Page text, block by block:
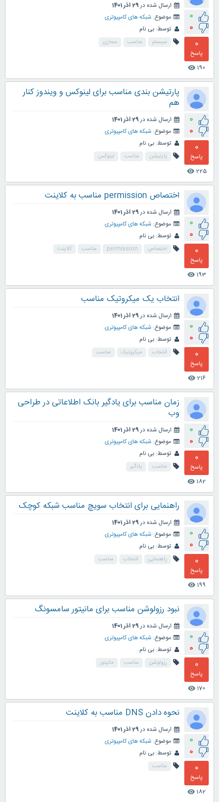
0
0
0
پاسخ
190
visibility
ارسال شده در29 آذر 1401
موضوع: شبکه های کامپیوتری
توسط: بی نام
سیستم مناسب مجازی
0
0
0
پاسخ
225
visibility
پارتیشن بندی مناسب برای لینوکس و ویندوز کنار
هم
ارسال شده در29 آذر 1401
موضوع: شبکه های کامپیوتری
توسط: بی نام
پارتیشن مناسب لینوکس
0
0
0
پاسخ
193
visibility
اختصاص permission مناسب به کلاینت
ارسال شده در29 آذر 1401
موضوع: شبکه های کامپیوتری
توسط: بی نام
اختصاص permission مناسب کلاینت
0
0
0
پاسخ
216
visibility
انتخاب یک میکروتیک مناسب
ارسال شده در29 آذر 1401
موضوع: شبکه های کامپیوتری
توسط: بی نام
انتخاب میکروتیک مناسب
0
0
0
پاسخ
182
visibility
زمان مناسب برای یادگیر بانک اطلاعاتی در طراحی
وب
ارسال شده در29 آذر 1401
موضوع: شبکه های کامپیوتری
توسط: بی نام
مناسب یادگیر
0
0
0
پاسخ
199
visibility
راهنمایی برای انتخاب سویچ مناسب شبکه کوچک
ارسال شده در29 آذر 1401
موضوع: شبکه های کامپیوتری
توسط: بی نام
راهنمایی انتخاب مناسب
0
0
0
پاسخ
170
visibility
نبود رزولوشن مناسب برای مانیتور سامسونگ
ارسال شده در29 آذر 1401
موضوع: شبکه های کامپیوتری
توسط: بی نام
رزولوشن مناسب مانیتور
0
0
0
پاسخ
182
visibility
نحوه دادن DNS مناسب به کلاینت
ارسال شده در29 آذر 1401
موضوع: شبکه های کامپیوتری
توسط: بی نام
مناسب